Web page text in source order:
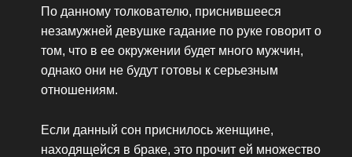
По данному толкователю, приснившееся
незамужней девушке гадание по руке говорит о
том, что в ее окружении будет много мужчин,
однако они не будут готовы к серьезным
отношениям.
Если данный сон приснилось женщине,
находящейся в браке, это прочит ей множество